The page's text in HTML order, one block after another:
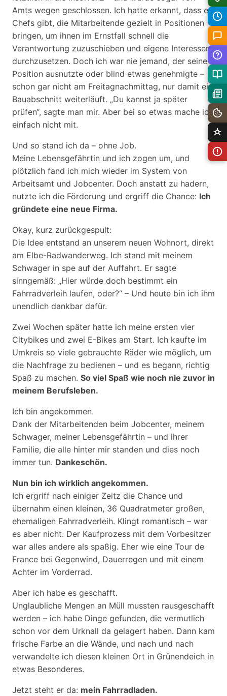
Amts wegen geschlossen. Ich hatte erkannt, dass es
Chefs gibt, die Mitarbeitende gezielt in Positionen
bringen, um ihnen im Ernstfall schnell die
Verantwortung zuzuschieben und eigene Interessen
durchzusetzen. Doch ich war nie jemand, der seine
Position ausnutzte oder blind etwas genehmigte –
schon gar nicht am Freitagnachmittag, nur damit ein
Bauabschnitt weiterläuft. „Du kannst ja später
prüfen“, sagte man mir. Aber bei so etwas mache ich
einfach nicht mit.
Und so stand ich da – ohne Job.
Meine Lebensgefährtin und ich zogen um, und
plötzlich fand ich mich wieder im System von
Arbeitsamt und Jobcenter. Doch anstatt zu hadern,
nutzte ich die Förderung und ergriff die Chance: Ich
gründete eine neue Firma.
Okay, kurz zurückgespult:
Die Idee entstand an unserem neuen Wohnort, direkt
am Elbe-Radwanderweg. Ich stand mit meinem
Schwager in spe auf der Auffahrt. Er sagte
sinngemäß: „Hier würde doch bestimmt ein
Fahrradverleih laufen, oder?“ – Und heute bin ich ihm
unendlich dankbar dafür.
Zwei Wochen später hatte ich meine ersten vier
Citybikes und zwei E-Bikes am Start. Ich kaufte im
Umkreis so viele gebrauchte Räder wie möglich, um
die Nachfrage zu bedienen – und es begann, richtig
Spaß zu machen. So viel Spaß wie noch nie zuvor in
meinem Berufsleben.
Ich bin angekommen.
Dank der Mitarbeitenden beim Jobcenter, meinem
Schwager, meiner Lebensgefährtin – und ihrer
Familie, die alle hinter mir standen und dies noch
immer tun. Dankeschön.
Nun bin ich wirklich angekommen.
Ich ergriff nach einiger Zeitz die Chance und
übernahm einen kleinen, 36 Quadratmeter großen,
ehemaligen Fahrradverleih. Klingt romantisch – war
es aber nicht. Der Kaufprozess mit dem Vorbesitzer
war alles andere als spaßig. Eher wie eine Tour de
France bei Gegenwind, Dauerregen und mit einem
Achter im Vorderrad.
Aber ich habe es geschafft.
Unglaubliche Mengen an Müll mussten rausgeschafft
werden – ich habe Dinge gefunden, die vermutlich
schon vor dem Urknall da gelagert haben. Dann kam
frische Farbe an die Wände, und nach und nach
verwandelte ich diesen kleinen Ort in Grünendeich in
etwas Besonderes.
Jetzt steht er da: mein Fahrradladen.